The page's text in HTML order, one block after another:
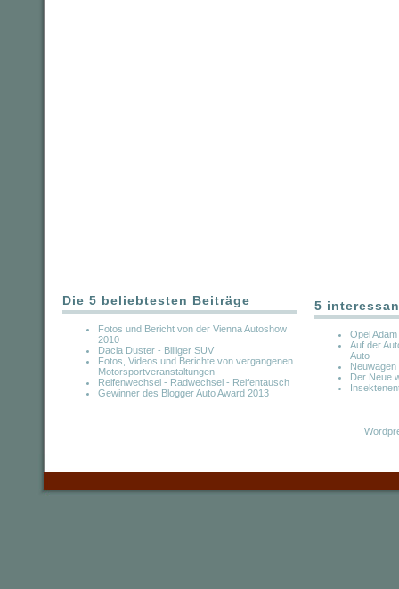
Die 5 beliebtesten Beiträge
Fotos und Bericht von der Vienna Autoshow
2010
Dacia Duster - Billiger SUV
Fotos, Videos und Berichte von vergangenen
Motorsportveranstaltungen
Reifenwechsel - Radwechsel - Reifentausch
Gewinner des Blogger Auto Award 2013
5
Opel
Auf der
Auto
Der Neue